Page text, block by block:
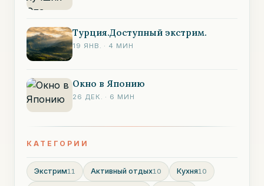
Турция.Доступный экстрим.
19 ЯНВ. · 4 МИН
Окно в Японию
26 ДЕК. · 6 МИН
КАТЕГОРИИ
Экстрим11 Активный отдых10 Кухня10